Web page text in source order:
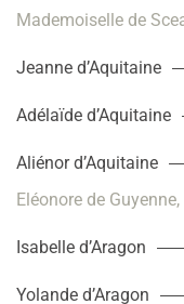
Mademoiselle de
Jeanne d’Aquitaine
Adélaïde d’Aquitaine
Aliénor d’Aquitaine
Eléonore de
Isabelle d’Aragon
Yolande d’Aragon